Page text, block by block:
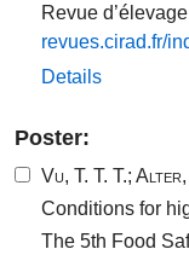
Revue
revues.​cirad.​fr/​
Details
Poster:
Vu, T. T. T.; Alter,
Conditions for
The 5th Food